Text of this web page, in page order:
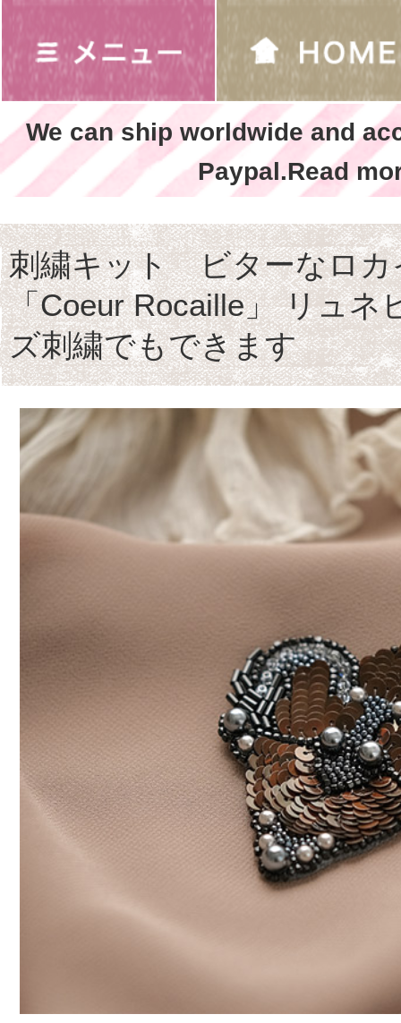
We can ship worldwide and
Paypal.Read
刺繍キット ビターなロカ
「Coeur Rocaille」 リュネ
ズ刺繍でもできます